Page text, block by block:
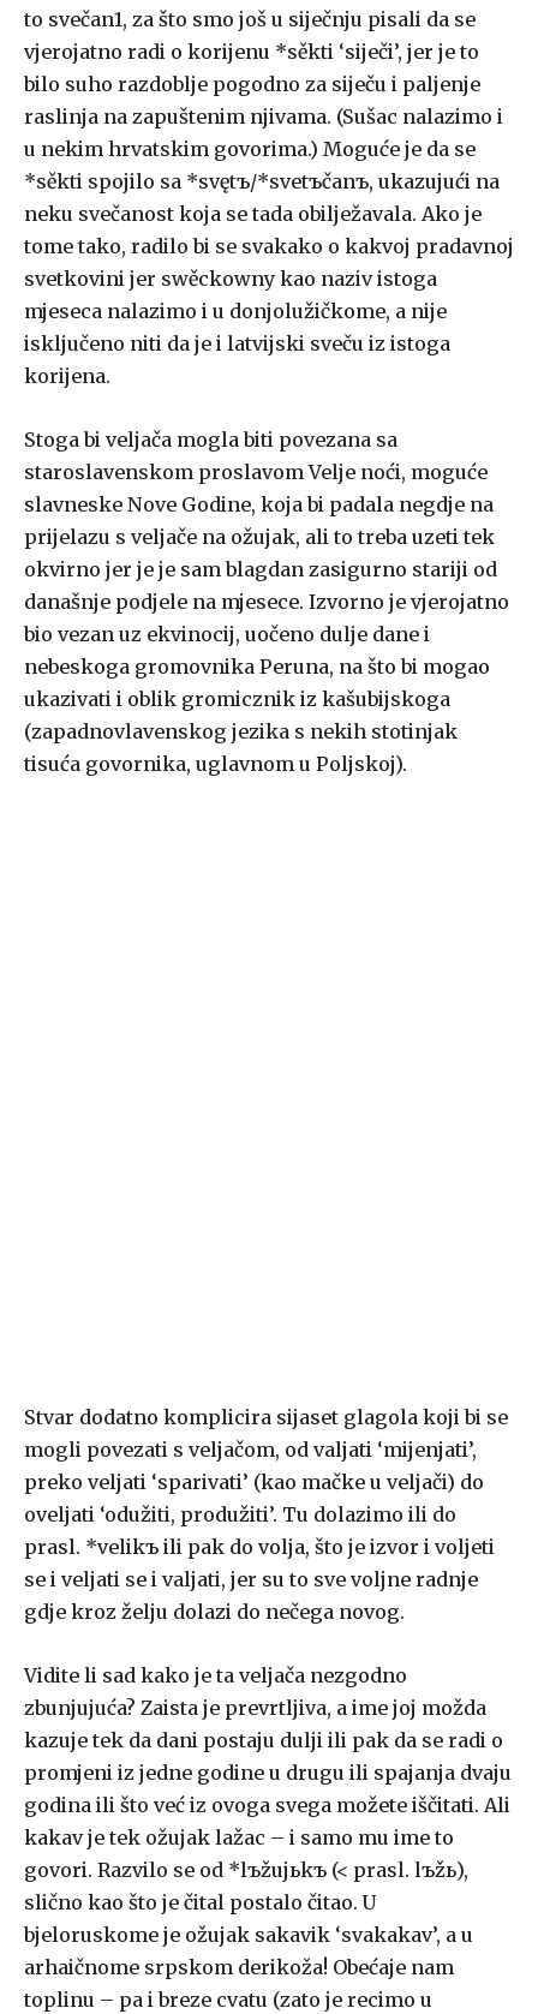
to svečan1, za što smo još u siječnju pisali da se
vjerojatno radi o korijenu *sěkti ‘siječi’, jer je to
bilo suho razdoblje pogodno za siječu i paljenje
raslinja na zapuštenim njivama. (Sušac nalazimo i
u nekim hrvatskim govorima.) Moguće je da se
*sěkti spojilo sa *svętъ/*svetъčanъ, ukazujući na
neku svečanost koja se tada obilježavala. Ako je
tome tako, radilo bi se svakako o kakvoj pradavnoj
svetkovini jer swěckowny kao naziv istoga
mjeseca nalazimo i u donjolužičkome, a nije
isključeno niti da je i latvijski sveču iz istoga
korijena.
Stoga bi veljača mogla biti povezana sa
staroslavenskom proslavom Velje noći, moguće
slavneske Nove Godine, koja bi padala negdje na
prijelazu s veljače na ožujak, ali to treba uzeti tek
okvirno jer je je sam blagdan zasigurno stariji od
današnje podjele na mjesece. Izvorno je vjerojatno
bio vezan uz ekvinocij, uočeno dulje dane i
nebeskoga gromovnika Peruna, na što bi mogao
ukazivati i oblik gromicznik iz kašubijskoga
(zapadnovlavenskog jezika s nekih stotinjak
tisuća govornika, uglavnom u Poljskoj).
Stvar dodatno komplicira sijaset glagola koji bi se
mogli povezati s veljačom, od valjati ‘mijenjati’,
preko veljati ‘sparivati’ (kao mačke u veljači) do
oveljati ‘odužiti, produžiti’. Tu dolazimo ili do
prasl. *velikъ ili pak do volja, što je izvor i voljeti
se i veljati se i valjati, jer su to sve voljne radnje
gdje kroz želju dolazi do nečega novog.
Vidite li sad kako je ta veljača nezgodno
zbunjujuća? Zaista je prevrtljiva, a ime joj možda
kazuje tek da dani postaju dulji ili pak da se radi o
promjeni iz jedne godine u drugu ili spajanja dvaju
godina ili što već iz ovoga svega možete iščitati. Ali
kakav je tek ožujak lažac – i samo mu ime to
govori. Razvilo se od *lъžujьkъ (< prasl. lъžь),
slično kao što je čital postalo čitao. U
bjeloruskome je ožujak sakavik ‘svakakav’, a u
arhaičnome srpskom derikoža! Obećaje nam
toplinu – pa i breze cvatu (zato je recimo u